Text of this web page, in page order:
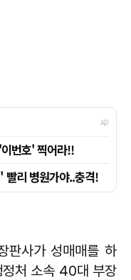
판사가 성매매를 하
정처 소속 40대 부장